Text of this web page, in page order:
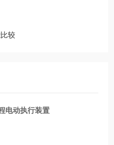
较
电动执行装置